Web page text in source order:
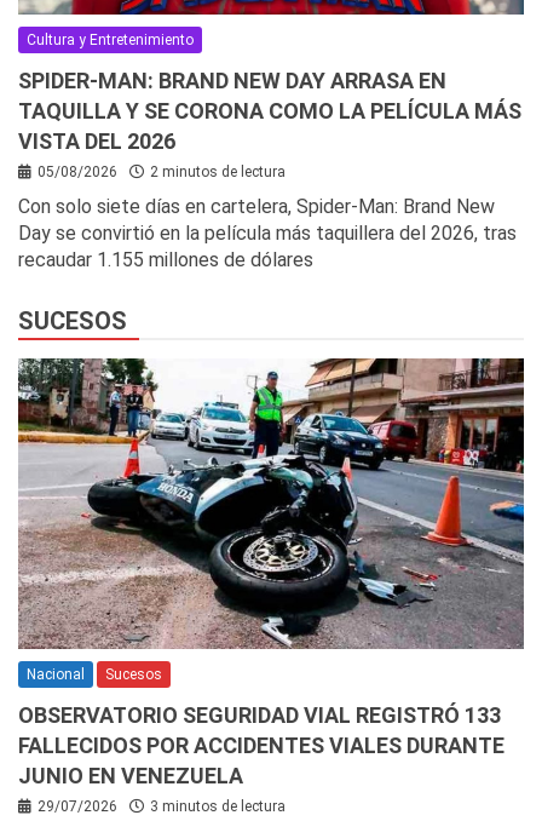
Cultura y Entretenimiento
SPIDER-MAN: BRAND NEW DAY ARRASA EN
TAQUILLA Y SE CORONA COMO LA PELÍCULA MÁS
VISTA DEL 2026
05/08/2026 2 minutos de lectura
Con solo siete días en cartelera, Spider-Man: Brand New
Day se convirtió en la película más taquillera del 2026, tras
recaudar 1.155 millones de dólares
SUCESOS
Nacional Sucesos
OBSERVATORIO SEGURIDAD VIAL REGISTRÓ 133
FALLECIDOS POR ACCIDENTES VIALES DURANTE
JUNIO EN VENEZUELA
29/07/2026 3 minutos de lectura